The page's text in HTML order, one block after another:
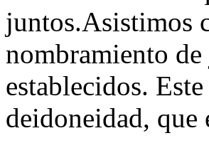
juntos.Asistimos
nombramiento
establecidos.
deidoneidad,